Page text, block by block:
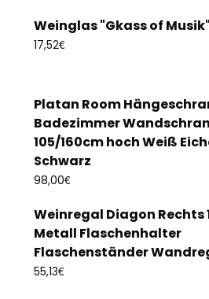
Weinglas "Gkass of Musik"
17,52€
Platan Room
Badezimmer
105/160cm hoch Weiß
Schwarz
98,00€
Weinregal Diagon Rechts
Metall Flaschenhalter
Flaschenständer
55,13€